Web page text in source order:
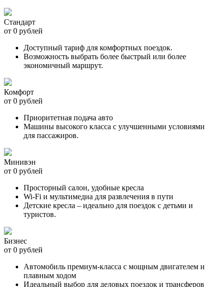
Стандарт
от 0 рублей
Доступный тариф для комфортных поездок.
Возможность выбрать более быстрый или более
экономичный маршрут.
Комфорт
от 0 рублей
Приоритетная подача авто
Машины высокого класса с улучшенными условиями
для пассажиров.
Минивэн
от 0 рублей
Просторный салон, удобные кресла
Wi-Fi и мультимедиа для развлечения в пути
Детские кресла – идеально для поездок с детьми и
туристов.
Бизнес
от 0 рублей
Автомобиль премиум-класса с мощным двигателем и
плавным ходом
Идеальный выбор для деловых поездок и трансферов